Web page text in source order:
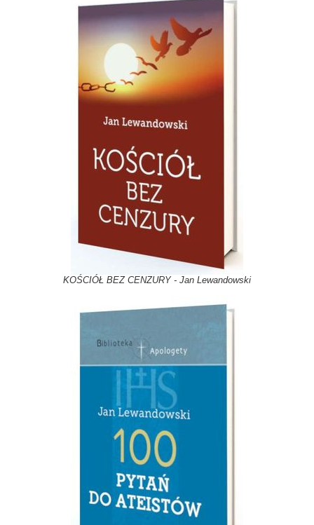
KOŚCIÓŁ BEZ CENZURY - Jan Lewandowski